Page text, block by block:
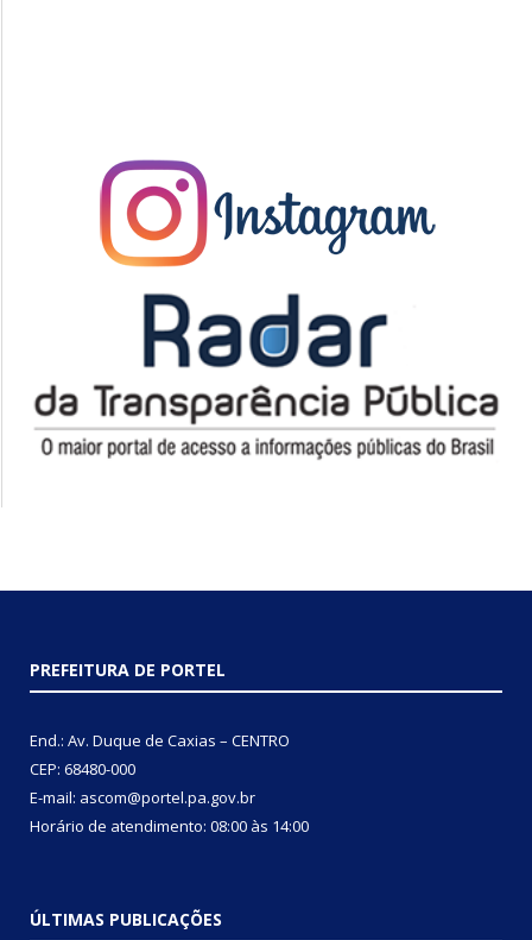
PREFEITURA DE PORTEL
End.: Av. Duque de Caxias – CENTRO
CEP: 68480-000
E-mail: ascom@portel.pa.gov.br
Horário de atendimento: 08:00 às 14:00
ÚLTIMAS PUBLICAÇÕES